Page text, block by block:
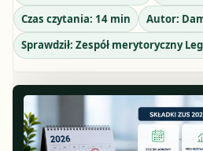
Czas czytania: 14min Autor:
Sprawdził: Zespół merytoryczny